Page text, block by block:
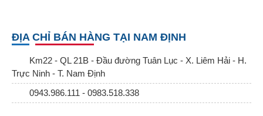
ĐỊA CHỈ BÁN HÀNG TẠI NAM ĐỊNH
Km22 - QL 21B - Đầu đường Tuân Lục - X. Liêm Hải - H.
Trực Ninh - T. Nam Định
0943.986.111 - 0983.518.338